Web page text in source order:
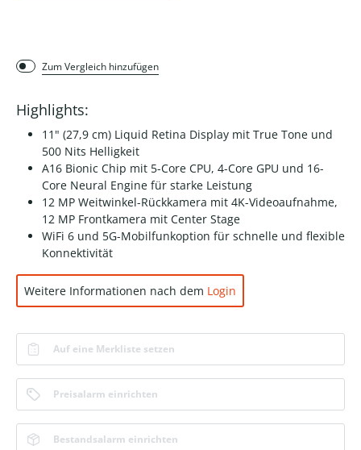
Zum Vergleich hinzufügen
Highlights:
11" (27,9 cm) Liquid Retina Display mit True Tone und
500 Nits Helligkeit
A16 Bionic Chip mit 5-Core CPU, 4-Core GPU und 16-
Core Neural Engine für starke Leistung
12 MP Weitwinkel-Rückkamera mit 4K-Videoaufnahme,
12 MP Frontkamera mit Center Stage
WiFi 6 und 5G-Mobilfunkoption für schnelle und flexible
Konnektivität
Weitere Informationen nach dem Login
Auf eine Merkliste setzen
Preisalarm einrichten
Bestandsalarm einrichten